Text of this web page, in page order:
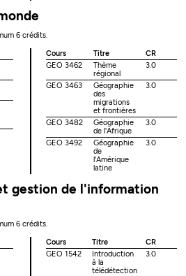
6 crédits.
Cours Titre
CR
GEO 3462
Thème
régional
3.0
GEO 3463
Géographie
des
migrations
et frontières
3.0
GEO 3482
Géographie
de l'Afrique
3.0
GEO 3492
Géographie
de
l'Amérique
latine
3.0
gestion de l'information
6 crédits.
Cours Titre
CR
GEO 1542
Introduction
à la
télédétection
3.0